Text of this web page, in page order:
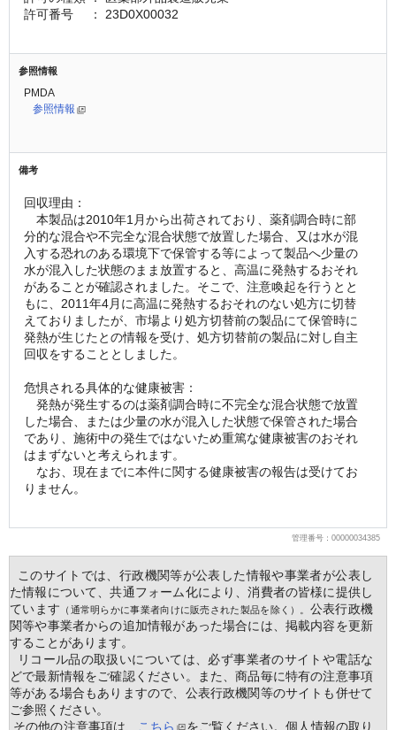
許可番号　 ： 23D0X00032
参照情報
PMDA
参照情報
備考
回収理由：
本製品は2010年1月から出荷されており、薬剤調合時に部
分的な混合や不完全な混合状態で放置した場合、又は水が混
入する恐れのある環境下で保管する等によって製品へ少量の
水が混入した状態のまま放置すると、高温に発熱するおそれ
があることが確認されました。そこで、注意喚起を行うとと
もに、2011年4月に高温に発熱するおそれのない処方に切替
えておりましたが、市場より処方切替前の製品にて保管時に
発熱が生じたとの情報を受け、処方切替前の製品に対し自主
回収をすることとしました。
危惧される具体的な健康被害：
発熱が発生するのは薬剤調合時に不完全な混合状態で放置
した場合、または少量の水が混入した状態で保管された場合
であり、施術中の発生ではないため重篤な健康被害のおそれ
はまずないと考えられます。
なお、現在までに本件に関する健康被害の報告は受けてお
りません。
管理番号：00000034385
このサイトでは、行政機関等が公表した情報や事業者が公表し
た情報について、共通フォーム化により、消費者の皆様に提供し
ています
（通常明らかに事業者向けに販売された製品を除く）。 公表行政機
関等や事業者からの追加情報があった場合には、掲載内容を更新
することがあります。
リコール品の取扱いについては、必ず事業者のサイトや電話な
どで最新情報をご確認ください。また、商品毎に特有の注意事項
等がある場合もありますので、公表行政機関等のサイトも併せて
ご参照ください。
その他の注意事項は、
こちら をご覧ください。個人情報の取り